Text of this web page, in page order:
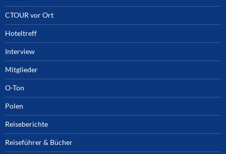
CTOUR vor Ort
Hoteltreff
Interview
Mitglieder
O-Ton
Polen
Reiseberichte
Reiseführer & Bücher